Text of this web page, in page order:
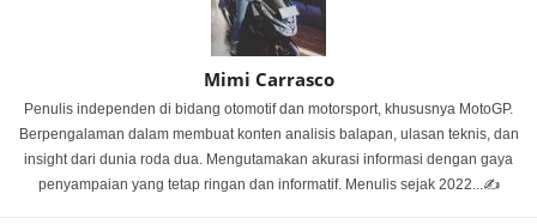
Mimi Carrasco
Penulis independen di bidang otomotif dan motorsport, khususnya MotoGP.
Berpengalaman dalam membuat konten analisis balapan, ulasan teknis, dan
insight dari dunia roda dua. Mengutamakan akurasi informasi dengan gaya
penyampaian yang tetap ringan dan informatif. Menulis sejak 2022...✍️